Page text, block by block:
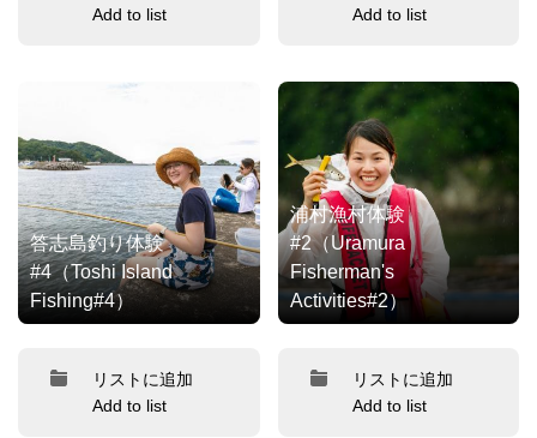
Add to list
Add to list
答志島釣り体験
#4（Toshi Island
Fishing#4）
リストに追加
Add to list
浦村漁村体験
#2（Uramura
Fisherman's
Activities#2）
リストに追加
Add to list